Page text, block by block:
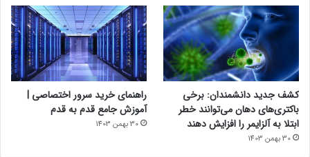
کشف جدید دانشمندان: برخی
باکتری‌های دهان می‌توانند خطر
ابتلا به آلزایمر را افزایش دهند
30 بهمن 1403
راهنمای خرید سرور اختصاصی |
آموزش جامع قدم به قدم
30 بهمن 1403